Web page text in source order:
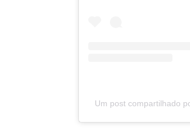
Um post compartilhado